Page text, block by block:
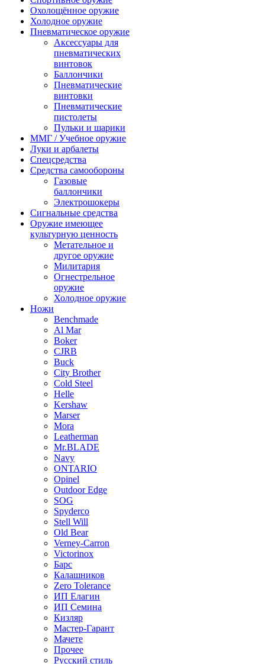
Охолощённое оружие
Холодное оружие
Пневматическое оружие
Аксессуары для
пневматических
винтовок
Баллончики
Пневматические
винтовки
Пневматические
пистолеты
Пульки и шарики
ММГ / Учебное оружие
Луки и арбалеты
Спецсредства
Средства самообороны
Газовые
баллончики
Электрошокеры
Сигнальные средства
Оружие имеющее
культурную ценность
Метательное и
другое оружие
Милитария
Огнестрельное
оружие
Холодное оружие
Ножи
Benchmade
Al Mar
Boker
CJRB
Buck
City Brother
Cold Steel
Helle
Kershaw
Marser
Mora
Leatherman
Mr.BLADE
Navy
ONTARIO
Opinel
Outdoor Edge
SOG
Spyderco
Stell Will
Old Bear
Verney-Carron
Victorinox
Барс
Калашников
Zero Tolerance
ИП Елагин
ИП Семина
Кизляр
Мастер-Гарант
Мачете
Прочее
Русский стиль